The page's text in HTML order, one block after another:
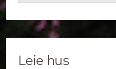
Leie hus